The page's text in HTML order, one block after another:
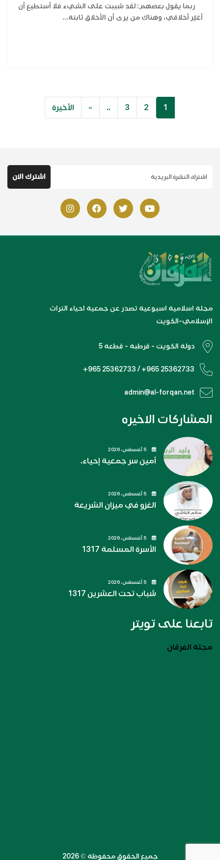
ربما يقول بعضهم: لقد شببت على الشيء فلا أستطيع أن
أغيّر أخلاقي، وهناك من يرى أن الأخلاق ثابتة...
1
2
3
..
» الأخيرة
مجلة اسلامية اسبوعية تصدر عن جمعية احياء التراث
الإسلامي-الكويت
دولة الكويت - قرطبة - قطعة 5
+965 25362733 / +965 25362733
admin@al-forqan.net
المشاركات الاخيره
أمين سر جمعية إحياء.
الغزو في ميزان الشريعة
الأسرة المسلمة 1317
شباب تحت العشرين 1317
تابعنا على تويتر
مجلة الفرقان
جميع الحقوق محفوظة ©️ 2026